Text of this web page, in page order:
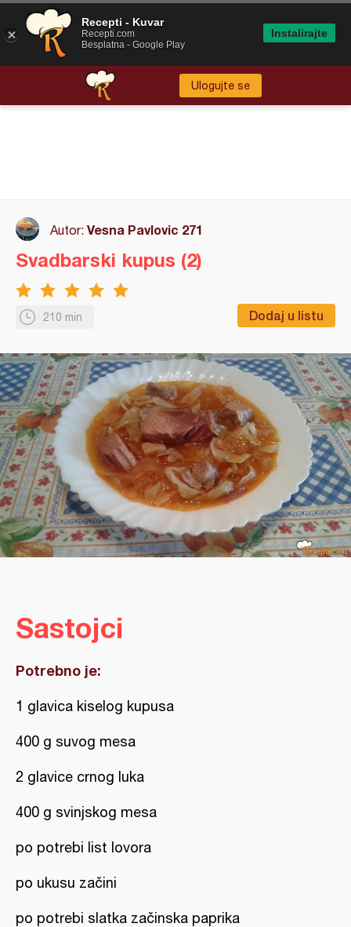
Ulogujte se
Autor: Vesna Pavlovic 271
210 min Dodaj u listu
Svadbarski kupus (2)
Sastojci
Potrebno je:
1 glavica kiselog kupusa
400 g suvog mesa
2 glavice crnog luka
400 g svinjskog mesa
po potrebi list lovora
po ukusu začini
po potrebi slatka začinska paprika
Recepti - Kuvar
Recepti.com
Besplatna - Google Play
Instalirajte